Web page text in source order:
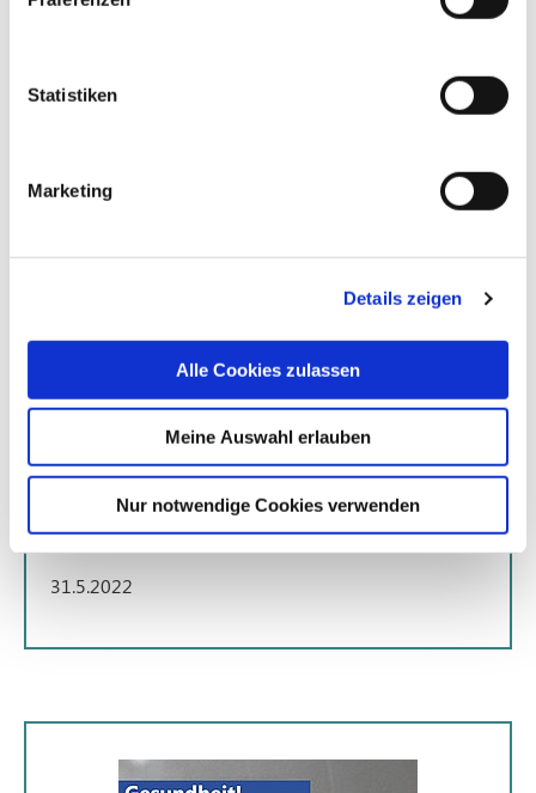
Statistiken
Marketing
Details zeigen
Alle Cookies zulassen
Meine Auswahl erlauben
Nur notwendige Cookies verwenden
Weltnichtrauchertag: Angebote
zur Tabakentwöhnung
Hier geht es zu unseren Rauchstopp-Angeboten
zu den Angeboten
31.5.2022